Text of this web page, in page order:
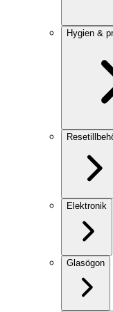
Hygien &
Elektronik
Glasögon